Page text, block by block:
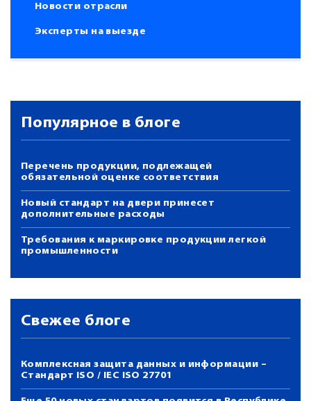
Новости отрасли
Эксперты на выезде
Популярное в блоге
Перечень продукции, подлежащей
обязательной оценке соответствия
Новый стандарт на двери принесет
дополнительные расходы
Требования к маркировке продукции легкой
промышленности
Свежее блоге
Комплексная защита данных и информации –
Стандарт ISO / IEC ISO 27701